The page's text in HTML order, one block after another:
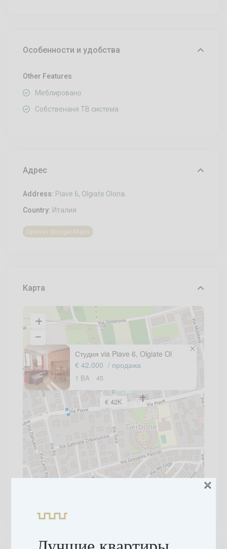
Особенности и удобства
Other Features
Меблировано
Собственаня ТВ система
Адрес
Address: Piave 6, Olgiate Olona.
Country: Италия
Open In Google Maps
Карта
€ 42K
Студия via Piave 6, Olgiate Ol
€ 42,000 / продажа
1 BA 45
×